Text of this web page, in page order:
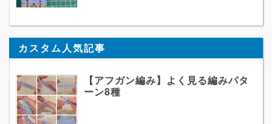
カスタム人気記事
【アフガン編み】よく見る編みパタ
ーン8種